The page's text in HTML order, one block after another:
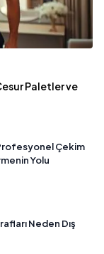
Paletler ve
Çekim
Yolu
Neden Dış